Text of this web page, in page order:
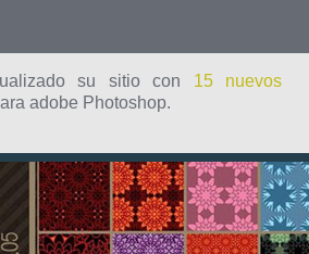
su sitio con 15 nuevos
adobe Photoshop.